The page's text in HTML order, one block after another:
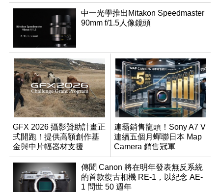
中一光學推出Mitakon Speedmaster
90mm f/1.5人像鏡頭
GFX 2026 攝影贊助計畫正
式開跑！提供高額創作基
金與中片幅器材支援
連霸銷售龍頭！Sony A7 V
連續五個月蟬聯日本 Map
Camera 銷售冠軍
傳聞 Canon 將在明年發表無反系統
的首款復古相機 RE-1，以紀念 AE-
1 問世 50 週年